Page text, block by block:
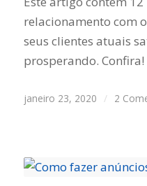
relacionamento com
seus clientes atuais
prosperando. Confira!
janeiro 23, 2020 / 2